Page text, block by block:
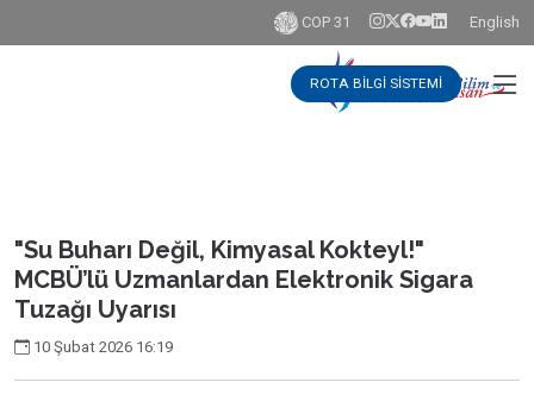
COP 31 English
ROTA BİLGİ SİSTEMİ
"Su Buharı Değil, Kimyasal Kokteyl!"
MCBÜ’lü Uzmanlardan Elektronik Sigara
Tuzağı Uyarısı
10 Şubat 2026 16:19